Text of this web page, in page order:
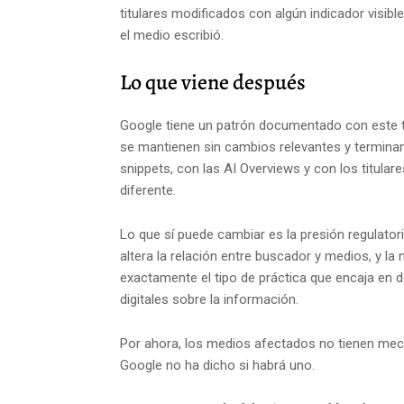
titulares modificados con algún indicador
el medio escribió.
Lo que viene después
Google tiene un patrón documentado con este
se mantienen sin cambios relevantes y
snippets, con las AI Overviews y con los
diferente.
Lo que sí puede cambiar es la presión
altera la relación entre buscador y medios, y
exactamente el tipo de práctica que encaja en
digitales sobre la información.
Por ahora, los medios afectados no tienen
Google no ha dicho si habrá uno.